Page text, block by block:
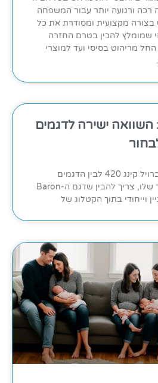
ורגועה יותר עבור המשפחה
מקצועית ומסודרת את כל
שמומלץ להכין בטרם החזרה
מריהוט בסיסי ועד למוצרי
קינג 420: השוואה ישירה לדגמים
מי שמתלבט בין דגם ברויל קינג 420 לבין הדגמים
האחרים בטווח המחיר שלו, צריך להבין שדגם ה-Baron